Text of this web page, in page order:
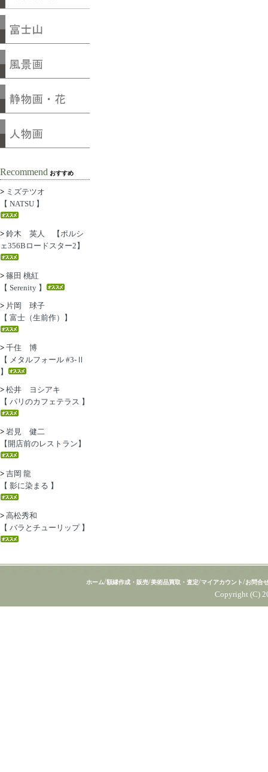
Recommend おすすめ
> ミズテツオ
【 NATSU 】
> 鈴木 英人 【ポルシ
ェ356Bロードスター2】
> 篠田 桃紅
【 Serenity 】
> 片岡 球子
【 富士（生前作）】
> 千住 博
【 メタルフォール #3-Ⅱ
】
> 松井 ヨシアキ
【 パリのカフェテラス 】
> 岩見 健二
【開店前のレストラン】
> 吉岡 龍
【 影に染まる 】
> 高松秀和
【 バラとチューリップ 】
ホーム/額縁作成・販売/美術品買取・査定/マイアカウント/お問合
Copyright (C)